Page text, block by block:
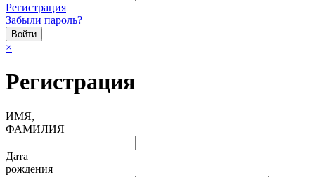
Регистрация
Забыли пароль?
×
Регистрация
ИМЯ,
ФАМИЛИЯ
Дата
рождения